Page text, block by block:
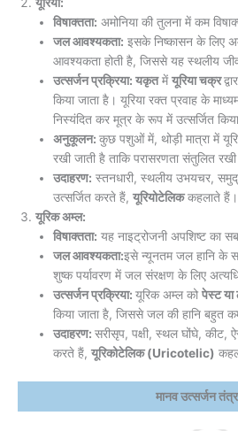
यूरिया:
विषाक्तता: अमोनिया की तुलना में कम
जल आवश्यकता: इसके निष्कासन के लिए
आवश्यकता होती है, जिससे यह स्थलीय
उत्सर्जन प्रक्रिया: यकृतमेंयूरिया चक्र
किया जाता है। यूरिया रक्त प्रवाह के
निस्यंदित कर मूत्र के रूप में उत्सर्जित
अनुकूलन: ​​कुछ पशुओं में, थोड़ी मात्रा में
रखी जाती है ताकि परासरणता संतुलित
उदाहरण: स्तनधारी, स्थलीय उभयचर,
उत्सर्जित करते हैं, यूरियोटेलिककहलाते हैं।
यूरिक अम्ल:
विषाक्तता: यह नाइट्रोजनी अपशिष्ट का
जल आवश्यकता:इसे न्यूनतम जल हानि के
शुष्क पर्यावरण में जल संरक्षण के लिए
उत्सर्जन प्रक्रिया: यूरिक अम्ल को पेस्ट या
किया जाता है, जिससे जल की हानि बहुत
उदाहरण: सरीसृप, पक्षी, स्थल घोंघे, कीट,
करते हैं, यूरिकोटेलिक (Uricotelic)
मानव उत्सर्जन